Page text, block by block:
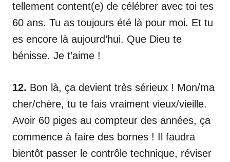
tellement content(e) de célébrer avec toi tes
60 ans. Tu as toujours été là pour moi. Et tu
es encore là aujourd’hui. Que Dieu te
bénisse. Je t’aime !
12. Bon là, ça devient très sérieux ! Mon/ma
cher/chère, tu te fais vraiment vieux/vieille.
Avoir 60 piges au compteur des années, ça
commence à faire des bornes ! Il faudra
bientôt passer le contrôle technique, réviser